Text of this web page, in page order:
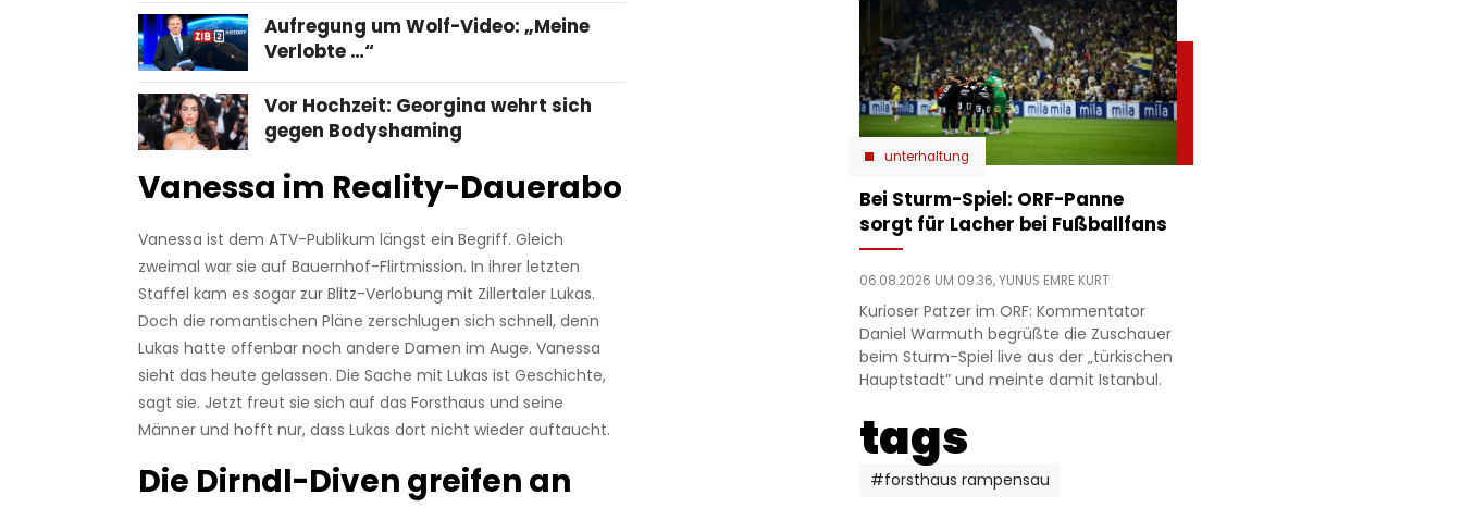
Aufregung um Wolf-Video: „Meine
Verlobte …“
Vor Hochzeit: Georgina wehrt sich
gegen Bodyshaming
Vanessa im Reality-Dauerabo
Vanessa ist dem ATV-Publikum längst ein Begriff. Gleich
zweimal war sie auf Bauernhof-Flirtmission. In ihrer letzten
Staffel kam es sogar zur Blitz-Verlobung mit Zillertaler Lukas.
Doch die romantischen Pläne zerschlugen sich schnell, denn
Lukas hatte offenbar noch andere Damen im Auge. Vanessa
sieht das heute gelassen. Die Sache mit Lukas ist Geschichte,
sagt sie. Jetzt freut sie sich auf das Forsthaus und seine
Männer und hofft nur, dass Lukas dort nicht wieder auftaucht.
Die Dirndl-Diven greifen an
unterhaltung
Bei Sturm-Spiel: ORF-Panne
sorgt für Lacher bei Fußballfans
06.08.2026 UM 09:36,YUNUS EMRE KURT
Kurioser Patzer im ORF: Kommentator
Daniel Warmuth begrüßte die Zuschauer
beim Sturm-Spiel live aus der „türkischen
Hauptstadt” und meinte damit Istanbul.
tags
#forsthaus rampensau